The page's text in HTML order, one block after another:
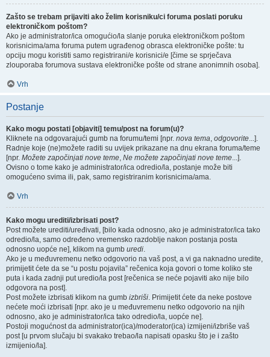
Zašto se trebam prijaviti ako želim korisniku/ci foruma poslati poruku
elektroničkom poštom?
Ako je administrator/ica omogućio/la slanje poruka elektroničkom poštom
korisnicima/ama foruma putem ugrađenog obrasca elektroničke pošte: tu
opciju mogu koristiti samo registrirani/e korisnici/e [čime se sprječava
zlouporaba forumova sustava elektroničke pošte od strane anonimnih osoba].
Vrh
Postanje
Kako mogu postati [objaviti] temu/post na forum(u)?
Kliknete na odgovarajući gumb na forumu/temi [npr. nova tema, odgovorite...].
Radnje koje (ne)možete raditi su uvijek prikazane na dnu ekrana foruma/teme
[npr. Možete započinjati nove teme, Ne možete započinjati nove teme...].
Ovisno o tome kako je administrator/ica odredio/la, postanje može biti
omogućeno svima ili, pak, samo registriranim korisnicima/ama.
Vrh
Kako mogu urediti/izbrisati post?
Post možete urediti/uređivati, [bilo kada odnosno, ako je administrator/ica tako
odredio/la, samo određeno vremensko razdoblje nakon postanja posta
odnosno uopće ne], klikom na gumb uredi.
Ako je u međuvremenu netko odgovorio na vaš post, a vi ga naknadno uredite,
primijetit ćete da se “u postu pojavila” rečenica koja govori o tome koliko ste
puta i kada zadnji put uredio/la post [rečenica se neće pojaviti ako nije bilo
odgovora na post].
Post možete izbrisati klikom na gumb izbriši. Primijetit ćete da neke postove
nećete moći izbrisati [npr. ako je u međuvremenu netko odgovorio na njih
odnosno, ako je administrator/ica tako odredio/la, uopće ne].
Postoji mogućnost da administrator(ica)/moderator(ica) izmijeni/izbriše vaš
post [u prvom slučaju bi svakako trebao/la napisati opasku što je i zašto
izmijenio/la].